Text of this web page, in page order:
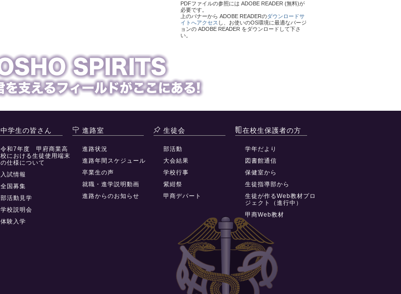
PDFファイルの参照には ADOBE READER (無料)が
必要です。
上のバナーから ADOBE READERのダウンロードサ
イトへアクセス し、お使いのOS環境に最適なバージ
ョンの ADOBE READER をダウンロードして下さ
い。
中学生の皆さん
令和7年度 甲府商業高
校における生徒使用端末
の仕様について
入試情報
全国募集
部活動見学
学校説明会
体験入学
進路室
進路状況
進路年間スケジュール
卒業生の声
就職・進学説明動画
進路からのお知らせ
生徒会
部活動
大会結果
学校行事
紫紺祭
甲商デパート
在校生保護者の方
学年だより
図書館通信
保健室から
生徒指導部から
生徒が作るWeb教材プロ
ジェクト（進行中）
甲商Web教材